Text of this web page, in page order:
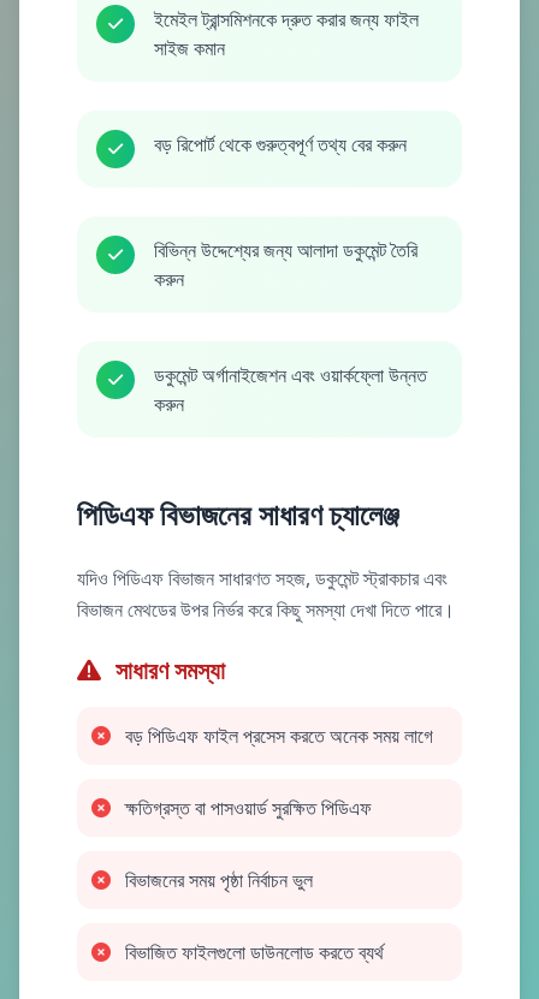
ইমেইল ট্রান্সমিশনকে দ্রুত করার জন্য ফাইল
সাইজ কমান
বড় রিপোর্ট থেকে গুরুত্বপূর্ণ তথ্য বের করুন
বিভিন্ন উদ্দেশ্যের জন্য আলাদা ডকুমেন্ট তৈরি
করুন
ডকুমেন্ট অর্গানাইজেশন এবং ওয়ার্কফ্লো উন্নত
করুন
পিডিএফ বিভাজনের সাধারণ চ্যালেঞ্জ
যদিও পিডিএফ বিভাজন সাধারণত সহজ, ডকুমেন্ট স্ট্রাকচার এবং
বিভাজন মেথডের উপর নির্ভর করে কিছু সমস্যা দেখা দিতে পারে।
সাধারণ সমস্যা
বড় পিডিএফ ফাইল প্রসেস করতে অনেক সময় লাগে
ক্ষতিগ্রস্ত বা পাসওয়ার্ড সুরক্ষিত পিডিএফ
বিভাজনের সময় পৃষ্ঠা নির্বাচন ভুল
বিভাজিত ফাইলগুলো ডাউনলোড করতে ব্যর্থ